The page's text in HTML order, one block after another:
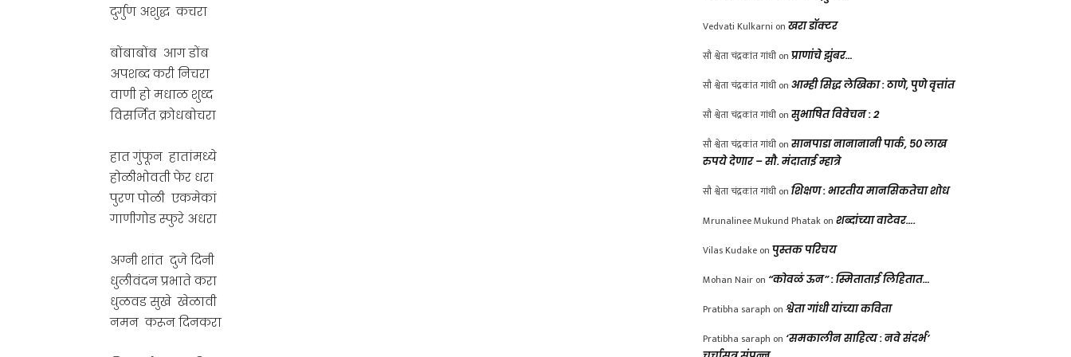
दुर्गुण अशुद्ध कचरा
बोंबाबोंब आग डोंब
अपशब्द करी निचरा
वाणी हो मधाळ शुध्द
विसर्जित क्रोधबोचरा
हात गुंफून हातांमध्ये
होळीभोवती फेर धरा
पुरण पोळी एकमेकां
गाणीगोड स्फुरे अधरा
अग्नी शांत दुजे दिनी
धुलीवंदन प्रभाते करा
धुळवड सुखे खेळावी
नमन करून दिनकरा
Vedvati Kulkarni on खरा डॉक्टर
सौ श्वेता चंद्रकांत गांधी on प्राणांचे झुंबर…
सौ श्वेता चंद्रकांत गांधी on आम्ही सिद्ध लेखिका : ठाणे, पुणे वृत्तांत
सौ श्वेता चंद्रकांत गांधी on सुभाषित विवेचन : 2
सौ श्वेता चंद्रकांत गांधी on सानपाडा नानानानी पार्क, ५० लाख
रुपये देणार – सौ. मंदाताई म्हात्रे
सौ श्वेता चंद्रकांत गांधी on शिक्षण : भारतीय मानसिकतेचा शोध
Mrunalinee Mukund Phatak on शब्दांच्या वाटेवर….
Vilas Kudake on पुस्तक परिचय
Mohan Nair on “कोवळं ऊन” : स्मिताताई लिहितात…
Pratibha saraph on श्वेता गांधी यांच्या कविता
Pratibha saraph on ‘समकालीन साहित्य : नवे संदर्भ’